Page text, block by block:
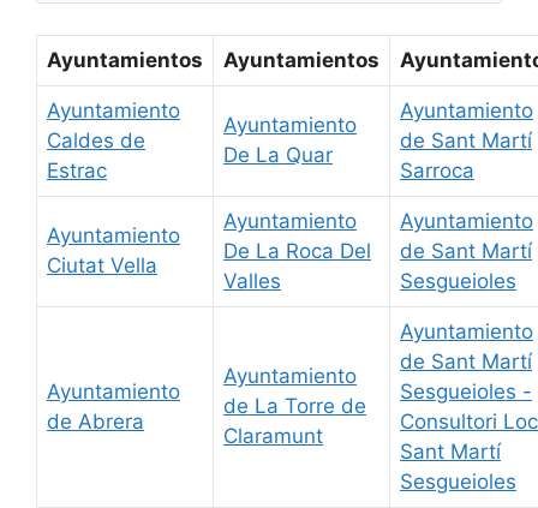
Ayuntamientos Ayuntamientos
Ayuntamiento
Caldes de
Estrac
Ayuntamiento
De La Quar
Ayuntamiento
de Sant Martí
Sarroca
Ayuntamiento
Ciutat Vella
Ayuntamiento
De La Roca Del
Valles
Ayuntamiento
de Sant Martí
Sesgueioles
Ayuntamiento
de Abrera
Ayuntamiento
de La Torre de
Claramunt
Ayuntamiento
de Sant Martí
Sesgueioles -
Consultori
Sant Martí
Sesgueioles